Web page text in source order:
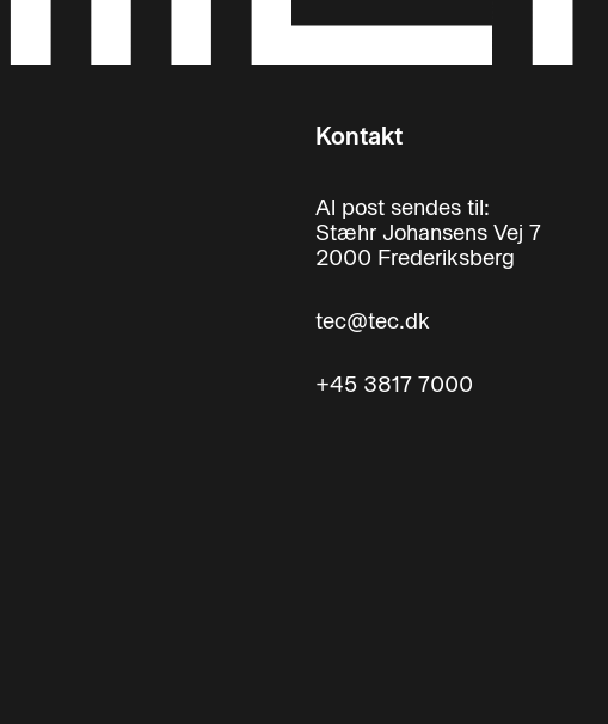
Kontakt
Al post sendes til:
Stæhr Johansens Vej 7
2000 Frederiksberg
tec@tec.dk
+45 3817 7000